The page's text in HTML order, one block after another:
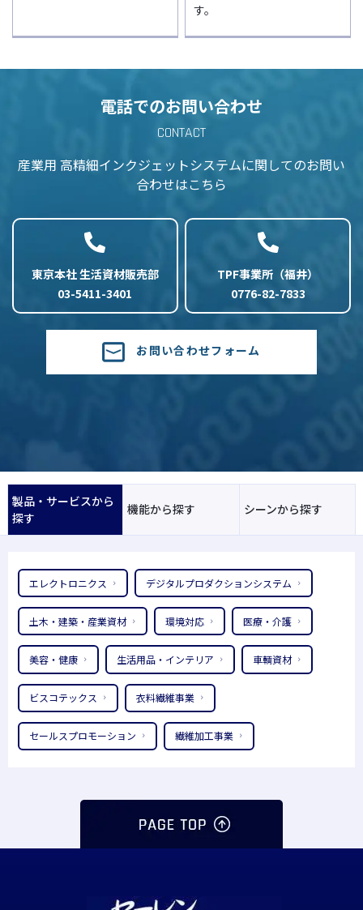
す。
電話でのお問い合わせ
CONTACT
産業用 高精細インクジェットシステムに関してのお問い
合わせはこちら
東京本社 生活資材販売部
03-5411-3401
TPF事業所（福井）
0776-82-7833
お問い合わせフォーム
製品・サービスから
探す
機能から探す シーンから探す
エレクトロニクス デジタルプロダクションシステム
土木・建築・産業資材 環境対応 医療・介護
美容・健康 生活用品・インテリア 車輌資材
ビスコテックス 衣料繊維事業
セールスプロモーション 繊維加工事業